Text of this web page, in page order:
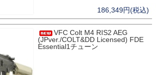
186,349円(税込)
VFC Colt M4 RIS2 AEG
(JPver./COLT&DD Licensed) FDE
Essential1チューン